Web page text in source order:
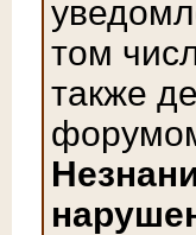
том
также